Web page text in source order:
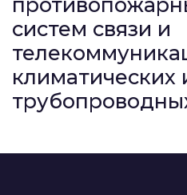
систем связи и
климатических